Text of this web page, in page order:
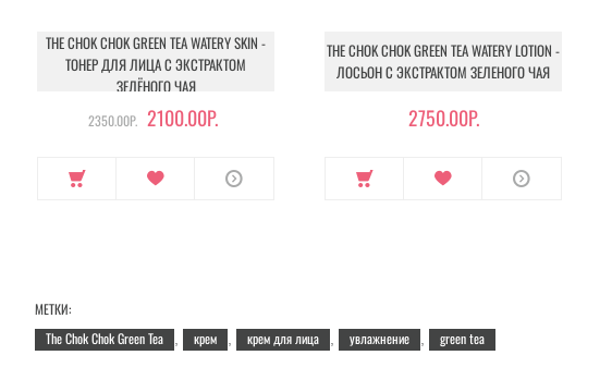
THE CHOK CHOK GREEN TEA WATERY SKIN -
ТОНЕР ДЛЯ ЛИЦА С ЭКСТРАКТОМ
ЗЕЛЁНОГО ЧАЯ
2350.00Р. 2100.00Р.
THE CHOK CHOK GREEN TEA WATERY LOTION -
ЛОСЬОН С ЭКСТРАКТОМ ЗЕЛЕНОГО ЧАЯ
2750.00Р.
МЕТКИ:
The Chok Chok Green Tea
крем крем для лица увлажнение green tea